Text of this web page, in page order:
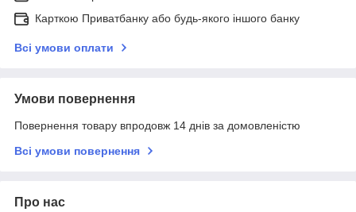
Карткою Приватбанку або будь-якого іншого банку
Всі умови оплати
Умови повернення
Повернення товару впродовж 14 днів за домовленістю
Всі умови повернення
Про нас